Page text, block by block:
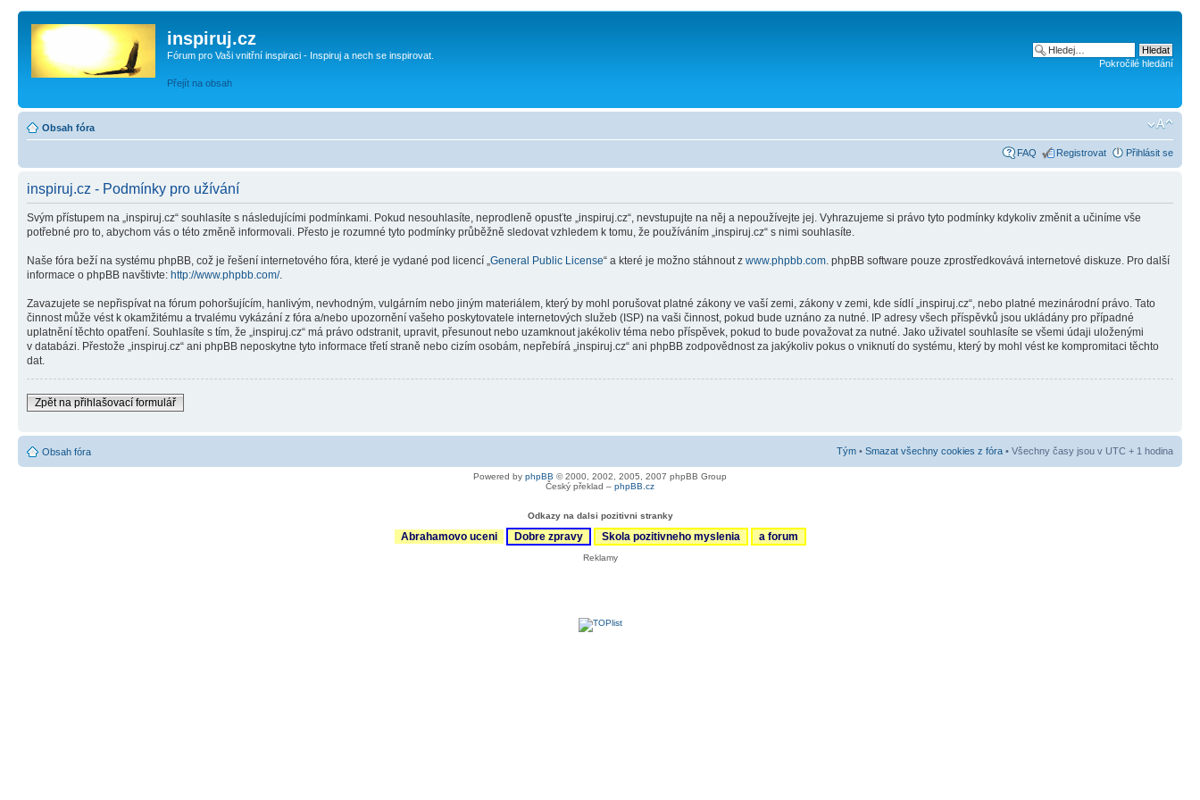
inspiruj.cz
Fórum pro Vaši vnitřní inspiraci - Inspiruj a nech se inspirovat.
Přejít na obsah
Pokročilé hledání
Obsah fóra
FAQ Registrovat Přihlásit se
inspiruj.cz - Podmínky pro užívání
Svým přístupem na „inspiruj.cz“ souhlasíte s následujícími podmínkami. Pokud nesouhlasíte, neprodleně opusťte „inspiruj.cz“, nevstupujte na něj a nepoužívejte jej. Vyhrazujeme si právo tyto podmínky kdykoliv změnit a učiníme vše
potřebné pro to, abychom vás o této změně informovali. Přesto je rozumné tyto podmínky průběžně sledovat vzhledem k tomu, že používáním „inspiruj.cz“ s nimi souhlasíte.
Naše fóra beží na systému phpBB, což je řešení internetového fóra, které je vydané pod licencí „General Public License“ a které je možno stáhnout z www.phpbb.com. phpBB software pouze zprostředkovává internetové diskuze. Pro další
informace o phpBB navštivte: http://www.phpbb.com/.
Zavazujete se nepřispívat na fórum pohoršujícím, hanlivým, nevhodným, vulgárním nebo jiným materiálem, který by mohl porušovat platné zákony ve vaší zemi, zákony v zemi, kde sídlí „inspiruj.cz“, nebo platné mezinárodní právo. Tato
činnost může vést k okamžitému a trvalému vykázání z fóra a/nebo upozornění vašeho poskytovatele internetových služeb (ISP) na vaši činnost, pokud bude uznáno za nutné. IP adresy všech příspěvků jsou ukládány pro případné
uplatnění těchto opatření. Souhlasíte s tím, že „inspiruj.cz“ má právo odstranit, upravit, přesunout nebo uzamknout jakékoliv téma nebo příspěvek, pokud to bude považovat za nutné. Jako uživatel souhlasíte se všemi údaji uloženými
v databázi. Přestože „inspiruj.cz“ ani phpBB neposkytne tyto informace třetí straně nebo cizím osobám, nepřebírá „inspiruj.cz“ ani phpBB zodpovědnost za jakýkoliv pokus o vniknutí do systému, který by mohl vést ke kompromitaci těchto
dat.
Zpět na přihlašovací formulář
Obsah fóra Tým • Smazat všechny cookies z fóra • Všechny časy jsou v UTC + 1 hodina
Powered by phpBB © 2000, 2002, 2005, 2007 phpBB Group
Český překlad – phpBB.cz
Odkazy na dalsi pozitivni stranky
Abrahamovo uceni Dobre zpravy Skola pozitivneho myslenia a forum
Reklamy